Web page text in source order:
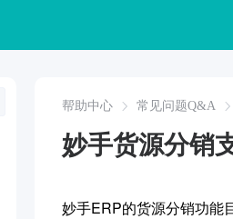
帮助中心 常见问题Q&A
妙手货源分销
妙手ERP的货源分销功能